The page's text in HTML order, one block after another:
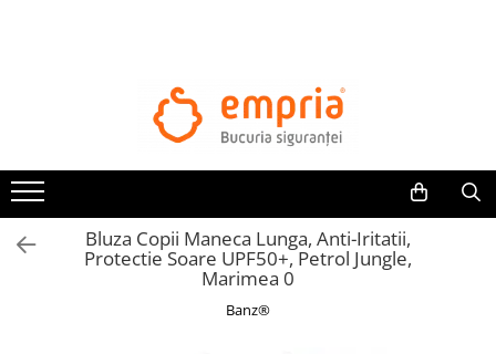
Bariere protectie pentru pat
Protectii mobilier
Banda protectie mobila copii
Protectie colturi mobila copii
Bluza Copii Maneca Lunga, Anti-Iritatii,
Protectie Soare UPF50+, Petrol Jungle,
Marimea 0
Banz®